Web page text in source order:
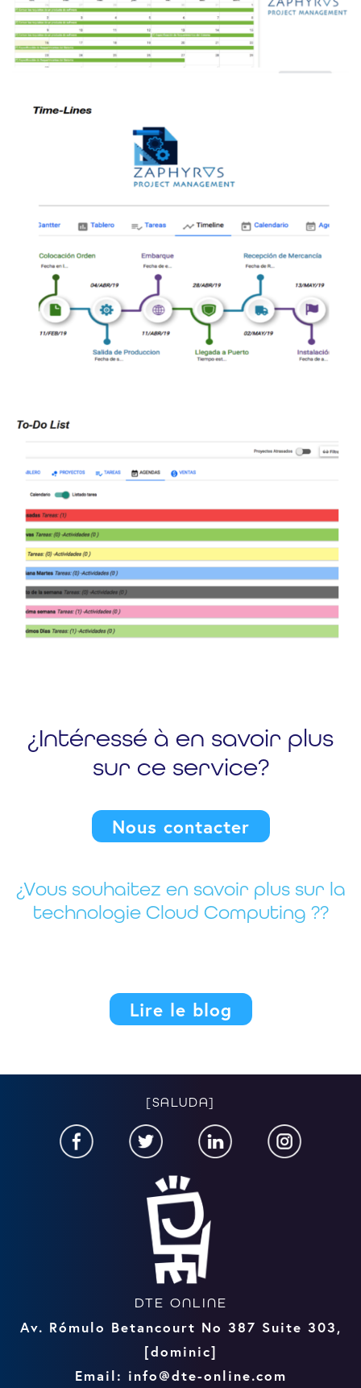
¿Intéressé à en savoir plus
sur ce service?
Nous contacter
¿Vous souhaitez en savoir plus sur la
technologie Cloud Computing ??
Lire le blog
[SALUDA]
DTE ONLINE
Av. Rómulo Betancourt No 387 Suite 303,
[dominic]
Email: info@dte-online.com